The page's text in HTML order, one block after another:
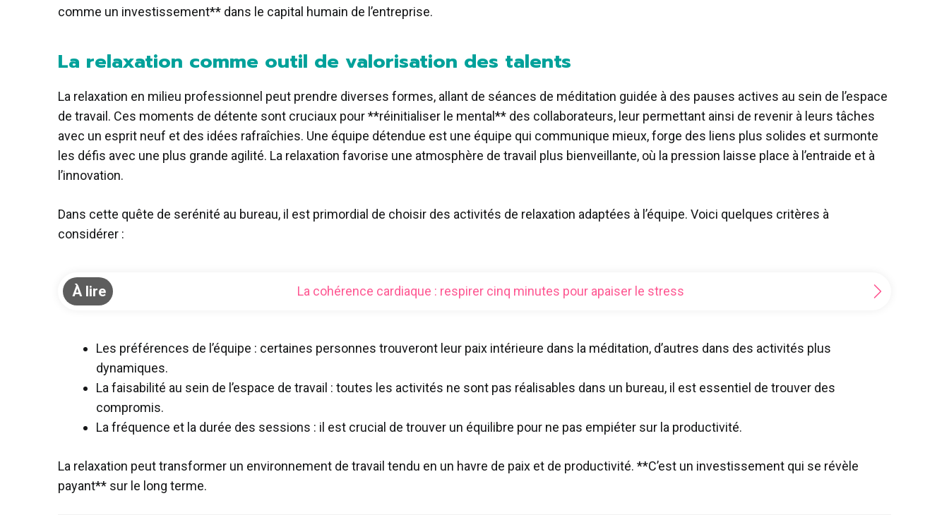
comme un investissement** dans le capital humain de l’entreprise.
La relaxation comme outil de valorisation des talents
La relaxation en milieu professionnel peut prendre diverses formes, allant de séances de méditation guidée à des pauses actives au sein de l’espace
de travail. Ces moments de détente sont cruciaux pour **réinitialiser le mental** des collaborateurs, leur permettant ainsi de revenir à leurs tâches
avec un esprit neuf et des idées rafraîchies. Une équipe détendue est une équipe qui communique mieux, forge des liens plus solides et surmonte
les défis avec une plus grande agilité. La relaxation favorise une atmosphère de travail plus bienveillante, où la pression laisse place à l’entraide et à
l’innovation.
Dans cette quête de serénité au bureau, il est primordial de choisir des activités de relaxation adaptées à l’équipe. Voici quelques critères à
considérer :
À lire La cohérence cardiaque : respirer cinq minutes pour apaiser le stress
Les préférences de l’équipe : certaines personnes trouveront leur paix intérieure dans la méditation, d’autres dans des activités plus
dynamiques.
La faisabilité au sein de l’espace de travail : toutes les activités ne sont pas réalisables dans un bureau, il est essentiel de trouver des
compromis.
La fréquence et la durée des sessions : il est crucial de trouver un équilibre pour ne pas empiéter sur la productivité.
La relaxation peut transformer un environnement de travail tendu en un havre de paix et de productivité. **C’est un investissement qui se révèle
payant** sur le long terme.